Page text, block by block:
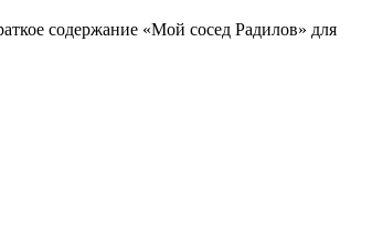
содержание «Мой сосед Радилов» для